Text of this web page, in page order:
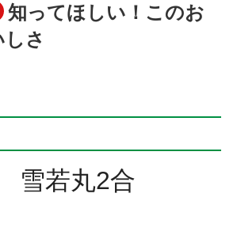
知ってほしい！このお
しさ
若丸2合